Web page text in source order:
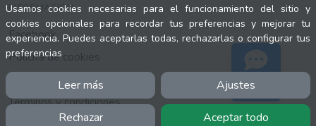
Usamos cookies necesarias para el funcionamiento del sitio y
cookies opcionales para recordar tus preferencias y mejorar tu
experiencia. Puedes aceptarlas todas, rechazarlas o configurar tus
preferencias
Leer más Ajustes
Rechazar Aceptar todo
INFORMACIÓN
Facebook
Polícita de cookies
Política de privacidad
Términos y condiciones
Soporte